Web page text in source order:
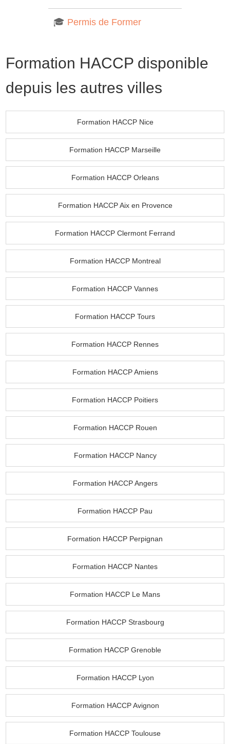
🎓 Permis de Former
Formation HACCP disponible
depuis les autres villes
Formation HACCP Nice
Formation HACCP Marseille
Formation HACCP Orleans
Formation HACCP Aix en Provence
Formation HACCP Clermont Ferrand
Formation HACCP Montreal
Formation HACCP Vannes
Formation HACCP Tours
Formation HACCP Rennes
Formation HACCP Amiens
Formation HACCP Poitiers
Formation HACCP Rouen
Formation HACCP Nancy
Formation HACCP Angers
Formation HACCP Pau
Formation HACCP Perpignan
Formation HACCP Nantes
Formation HACCP Le Mans
Formation HACCP Strasbourg
Formation HACCP Grenoble
Formation HACCP Lyon
Formation HACCP Avignon
Formation HACCP Toulouse